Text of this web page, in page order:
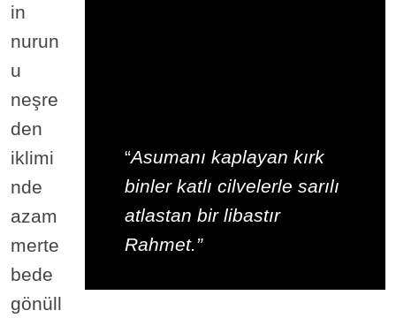
“Asumanı kaplayan kırk
binler katlı cilvelerle sarılı
atlastan bir libastır
Rahmet.”
in
nurun
u
neşre
den
iklimi
nde
azam
merte
bede
gönüll